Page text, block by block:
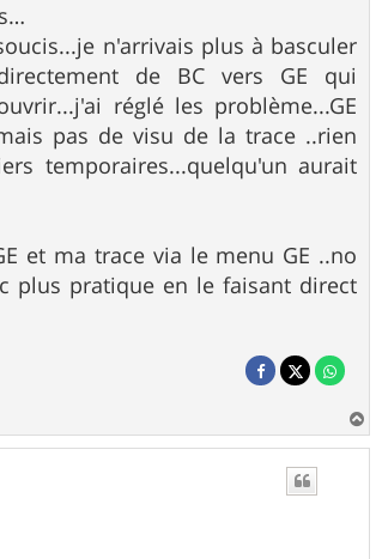
n'arrivais plus à basculer
de BC vers GE qui
réglé les problème...GE
pas de visu de la trace ..rien
temporaires...quelqu'un aurait
et ma trace via le menu GE ..no
plus pratique en le faisant direct
a